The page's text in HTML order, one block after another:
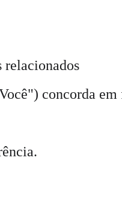
relacionados
concorda